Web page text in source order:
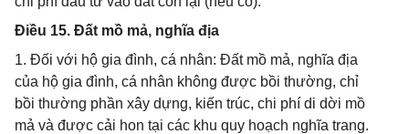
Điều 15. Đất mồ mả, nghĩa địa
1. Đối với hộ gia đình, cá nhân: Đất mồ mả, nghĩa địa
của hộ gia đình, cá nhân không được bồi thường, chỉ
bồi thường phần xây dựng, kiến trúc, chi phí di dời mồ
mả và được cải hon tại các khu quy hoạch nghĩa trang.